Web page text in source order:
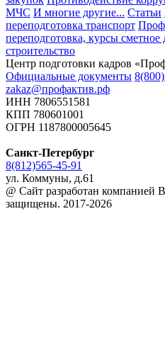
МЧС И многие другие... Статьи
переподготовка транспорт
переподготовка, курсы сметное
строительство
Центр подготовки кадров
Официальные документы
zakaz@профактив.рф
ИНН 7806551581
КПП 780601001
ОГРН 1187800005645
Санкт-Петербург
8(812)565-45-91
ул. Коммуны, д.61
@ Сайт разработан компанией
защищены. 2017-2026